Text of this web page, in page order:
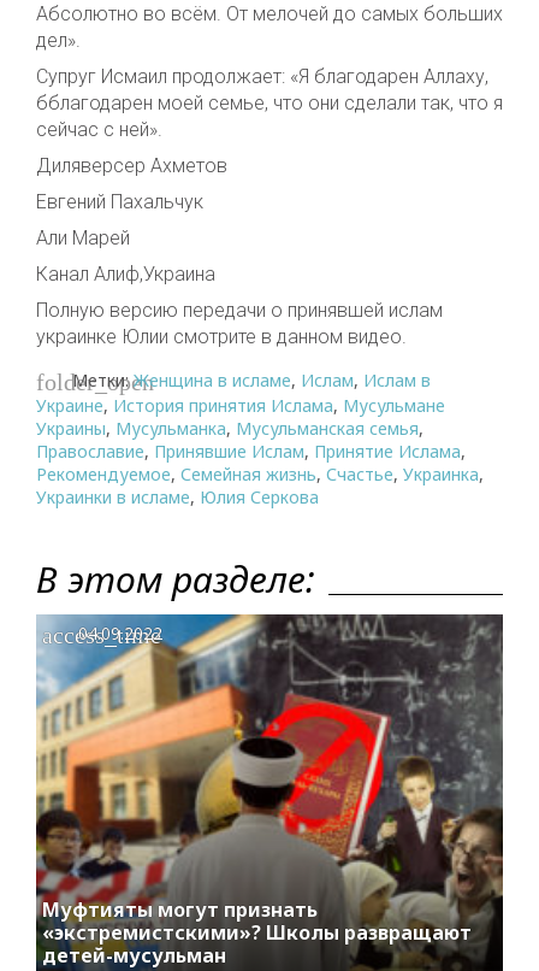
Абсолютно во всём. От мелочей до самых больших
дел».
Супруг Исмаил продолжает: «Я благодарен Аллаху,
бблагодарен моей семье, что они сделали так, что я
сейчас с ней».
Диляверсер Ахметов
Евгений Пахальчук
Али Марей
Канал Алиф,Украина
Полную версию передачи о принявшей ислам
украинке Юлии смотрите в данном видео.
folder_open
Метки:Женщина в исламе, Ислам, Ислам в
Украине, История принятия Ислама, Мусульмане
Украины, Мусульманка, Мусульманская семья,
Православие, Принявшие Ислам, Принятие Ислама,
Рекомендуемое, Семейная жизнь, Счастье, Украинка,
Украинки в исламе, Юлия Серкова
В этом разделе:
Муфтияты могут признать
«экстремистскими»? Школы развращают
детей-мусульман
access_time
04.09.2022